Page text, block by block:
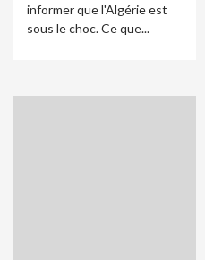
informer que l'Algérie est
sous le choc. Ce que...